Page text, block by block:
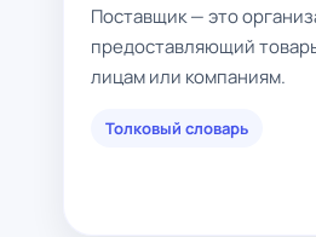
Поставщик — это
предоставляющий
лицам или компаниям.
Толковый словарь